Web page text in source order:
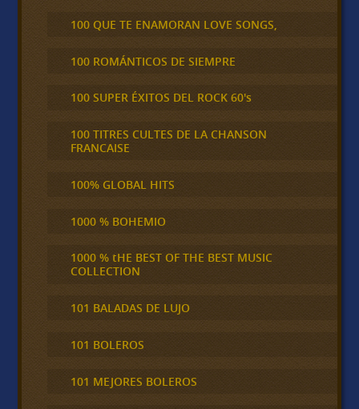
100 QUE TE ENAMORAN LOVE SONGS,
100 ROMÁNTICOS DE SIEMPRE
100 SUPER ÉXITOS DEL ROCK 60's
100 TITRES CULTES DE LA CHANSON
FRANCAISE
100% GLOBAL HITS
1000 % BOHEMIO
1000 % tHE BEST OF THE BEST MUSIC
COLLECTION
101 BALADAS DE LUJO
101 BOLEROS
101 MEJORES BOLEROS